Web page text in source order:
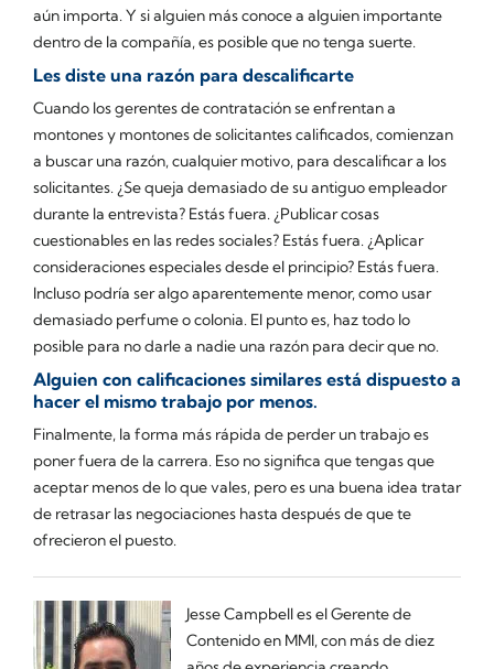
aún importa. Y si alguien más conoce a alguien importante
dentro de la compañía, es posible que no tenga suerte.
Les diste una razón para descalificarte
Cuando los gerentes de contratación se enfrentan a
montones y montones de solicitantes calificados, comienzan
a buscar una razón, cualquier motivo, para descalificar a los
solicitantes. ¿Se queja demasiado de su antiguo empleador
durante la entrevista? Estás fuera. ¿Publicar cosas
cuestionables en las redes sociales? Estás fuera. ¿Aplicar
consideraciones especiales desde el principio? Estás fuera.
Incluso podría ser algo aparentemente menor, como usar
demasiado perfume o colonia. El punto es, haz todo lo
posible para no darle a nadie una razón para decir que no.
Alguien con calificaciones similares está dispuesto a
hacer el mismo trabajo por menos.
Finalmente, la forma más rápida de perder un trabajo es
poner fuera de la carrera. Eso no significa que tengas que
aceptar menos de lo que vales, pero es una buena idea tratar
de retrasar las negociaciones hasta después de que te
ofrecieron el puesto.
Jesse Campbell es el Gerente de
Contenido en MMI, con más de diez